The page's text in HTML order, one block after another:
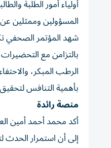
أولياء أمور الطلبة
المسؤولين وممثلين عن
شهد المؤتمر الصحفي
بالتزامن مع
الرطب المبكر،
بأهمية التنافس
منصة رائدة
أكد محمد أحمد أمين
إلى أن استمرار